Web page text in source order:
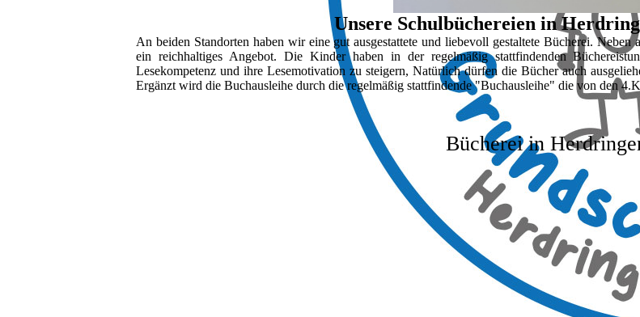
Unsere Schulbüchereien in
An beiden Standorten haben wir eine gut ausgestattete und liebevoll gestaltete Bücherei.
ein reichhaltiges Angebot. Die Kinder haben in der regelmäßig stattfindenden
Lesekompetenz und ihre Lesemotivation zu steigern, Natürlich dürfen die Bücher auch
Ergänzt wird die Buchausleihe durch die regelmäßig stattfindende "Buchausleihe" die von den
Bücherei in